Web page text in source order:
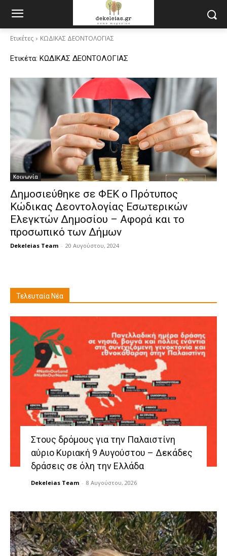
Ετικέτες ΚΩΔΙΚΑΣ ΔΕΟΝΤΟΛΟΓΙΑΣ
Ετικέτα: ΚΩΔΙΚΑΣ ΔΕΟΝΤΟΛΟΓΙΑΣ
Κοινωνία
Δημοσιεύθηκε σε ΦΕΚ ο Πρότυπος
Κώδικας Δεοντολογίας Εσωτερικών
Ελεγκτών Δημοσίου – Αφορά και το
προσωπικό των Δήμων
Dekeleias Team - 20 Αυγούστου, 2024
Τελευταία Νέα
Στους δρόμους για την Παλαιστίνη
αύριο Κυριακή 9 Αυγούστου – Δεκάδες
δράσεις σε όλη την Ελλάδα
Dekeleias Team - 8 Αυγούστου, 2026